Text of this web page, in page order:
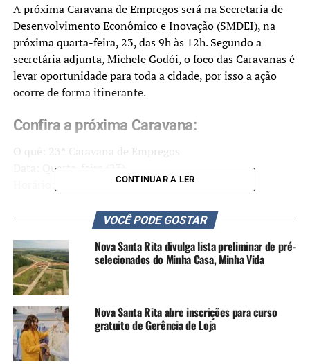
A próxima Caravana de Empregos será na Secretaria de
Desenvolvimento Econômico e Inovação (SMDEI), na
próxima quarta-feira, 23, das 9h às 12h. Segundo a
secretária adjunta, Michele Godói, o foco das Caravanas é
levar oportunidade para toda a cidade, por isso a ação
ocorre de forma itinerante.
Confira a próxima Caravana:
O quê: 23ª Caravana de Empregos
Data: Quarta-feira (23)
Horário: Das 9h às 12h
CARAVANA DE EMPREGOS
EMPRESAS NITERÓI
A SEGUIR UP
Segundou de Oportunidades do CIEE-RS: mais de 3,6 mil
vagas e bolsas de até R$ 1.676 nas principais cidades
NÃO SE ESQUEÇA
Banco de Oportunidades de Canoas oferta mais de 600
vagas de emprego
CONTINUAR A LER
VOCÊ PODE GOSTAR
Nova Santa Rita divulga lista preliminar de pré-
selecionados do Minha Casa, Minha Vida
Nova Santa Rita abre inscrições para curso
gratuito de Gerência de Loja